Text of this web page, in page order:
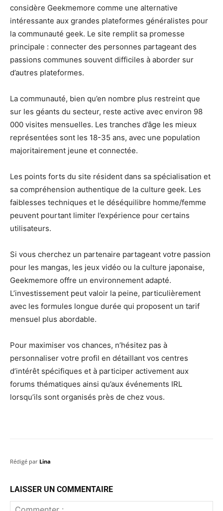
considère Geekmemore comme une alternative
intéressante aux grandes plateformes généralistes pour
la communauté geek. Le site remplit sa promesse
principale : connecter des personnes partageant des
passions communes souvent difficiles à aborder sur
d’autres plateformes.
La communauté, bien qu’en nombre plus restreint que
sur les géants du secteur, reste active avec environ 98
000 visites mensuelles. Les tranches d’âge les mieux
représentées sont les 18-35 ans, avec une population
majoritairement jeune et connectée.
Les points forts du site résident dans sa spécialisation et
sa compréhension authentique de la culture geek. Les
faiblesses techniques et le déséquilibre homme/femme
peuvent pourtant limiter l’expérience pour certains
utilisateurs.
Si vous cherchez un partenaire partageant votre passion
pour les mangas, les jeux vidéo ou la culture japonaise,
Geekmemore offre un environnement adapté.
L’investissement peut valoir la peine, particulièrement
avec les formules longue durée qui proposent un tarif
mensuel plus abordable.
Pour maximiser vos chances, n’hésitez pas à
personnaliser votre profil en détaillant vos centres
d’intérêt spécifiques et à participer activement aux
forums thématiques ainsi qu’aux événements IRL
lorsqu’ils sont organisés près de chez vous.
Rédigé par Lina
LAISSER UN COMMENTAIRE